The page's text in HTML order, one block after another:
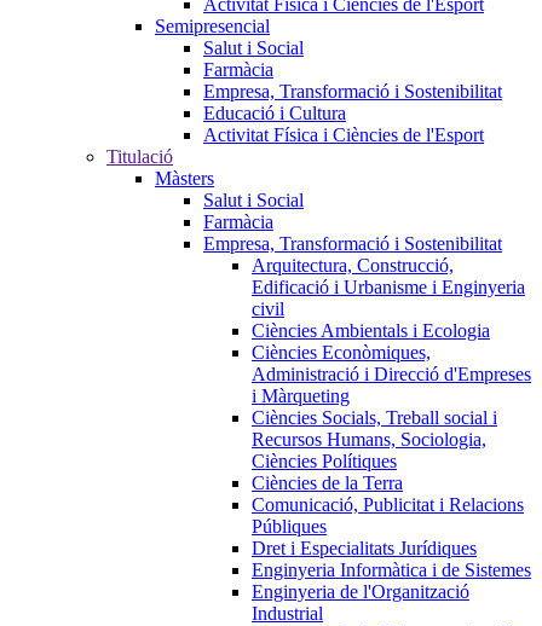
Activitat Física i Ciències de l'Esport
Semipresencial
Salut i Social
Farmàcia
Empresa, Transformació i Sostenibilitat
Educació i Cultura
Activitat Física i Ciències de l'Esport
Titulació
Màsters
Salut i Social
Farmàcia
Empresa, Transformació i Sostenibilitat
Arquitectura, Construcció,
Edificació i Urbanisme i Enginyeria
civil
Ciències Ambientals i Ecologia
Ciències Econòmiques,
Administració i Direcció d'Empreses
i Màrqueting
Ciències Socials, Treball social i
Recursos Humans, Sociologia,
Ciències Polítiques
Ciències de la Terra
Comunicació, Publicitat i Relacions
Públiques
Dret i Especialitats Jurídiques
Enginyeria Informàtica i de Sistemes
Enginyeria de l'Organització
Industrial